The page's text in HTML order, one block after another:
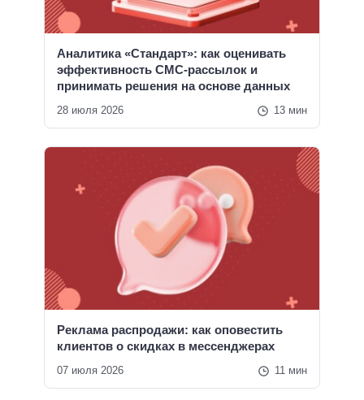
Аналитика «Стандарт»: как оценивать
эффективность СМС-рассылок и
принимать решения на основе данных
28 июля 2026 13 мин
Реклама распродажи: как оповестить
клиентов о скидках в мессенджерах
07 июля 2026 11 мин